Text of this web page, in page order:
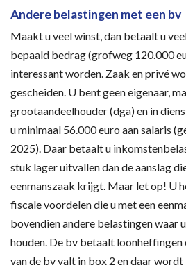
Andere belastingen met een bv
Maakt u veel winst, dan betaalt u
bepaald bedrag (grofweg 120.000
interessant worden. Zaak en privé
gescheiden. U bent geen eigenaar,
grootaandeelhouder (dga) en in
u minimaal 56.000 euro aan salaris
2025). Daar betaalt u
stuk lager uitvallen dan de aanslag
eenmanszaak krijgt. Maar let op! U
fiscale voordelen die u met een
bovendien andere belastingen waar
houden. De bv betaalt loonheffingen
van de bv valt in box 2 en daar wordt